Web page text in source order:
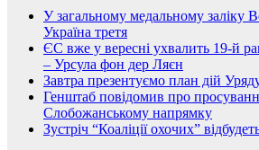
У загальному медальному заліку
Україна третя
ЄС вже у вересні ухвалить 19-й
– Урсула фон дер Ляєн
Завтра презентуємо план дій
Генштаб повідомив про
Слобожанському напрямку
Зустріч “Коаліції охочих”